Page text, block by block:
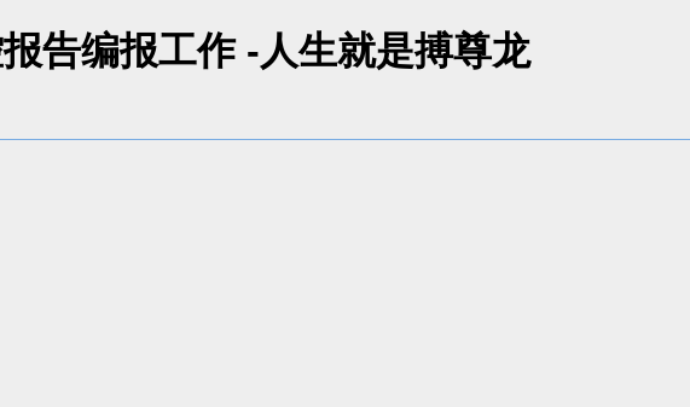
告编报工作 -人生就是搏尊龙